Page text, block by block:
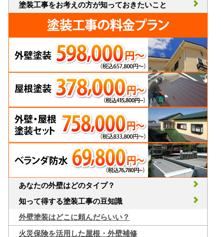
塗装工事をお考えの方が知っておきたいこと
あなたの外壁はどのタイプ？
知って得する塗装工事の豆知識
外壁塗装はどこに頼んだらいい？
火災保険を活用した屋根・外壁補修